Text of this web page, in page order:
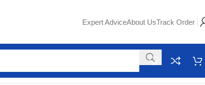
Expert AdviceAbout UsTrack Order